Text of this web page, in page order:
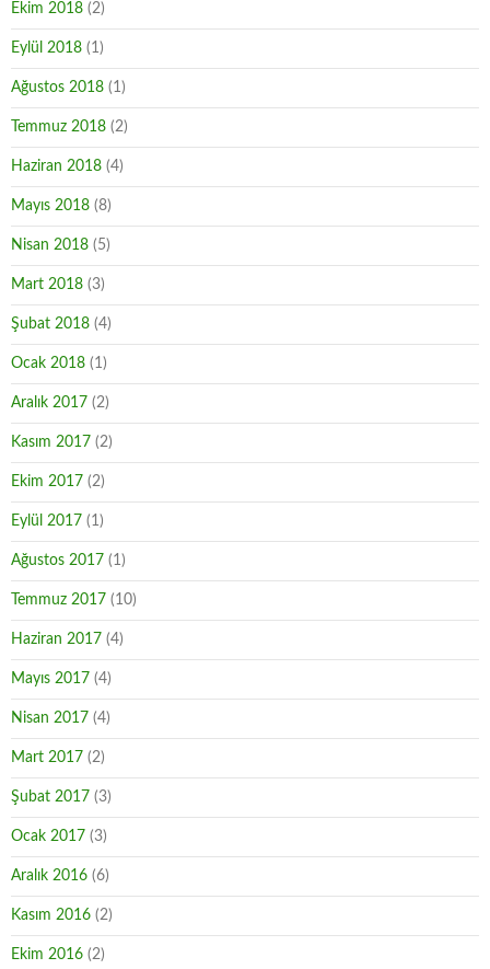
Ekim 2018 (2)
Eylül 2018 (1)
Ağustos 2018 (1)
Temmuz 2018 (2)
Haziran 2018 (4)
Mayıs 2018 (8)
Nisan 2018 (5)
Mart 2018 (3)
Şubat 2018 (4)
Ocak 2018 (1)
Aralık 2017 (2)
Kasım 2017 (2)
Ekim 2017 (2)
Eylül 2017 (1)
Ağustos 2017 (1)
Temmuz 2017 (10)
Haziran 2017 (4)
Mayıs 2017 (4)
Nisan 2017 (4)
Mart 2017 (2)
Şubat 2017 (3)
Ocak 2017 (3)
Aralık 2016 (6)
Kasım 2016 (2)
Ekim 2016 (2)